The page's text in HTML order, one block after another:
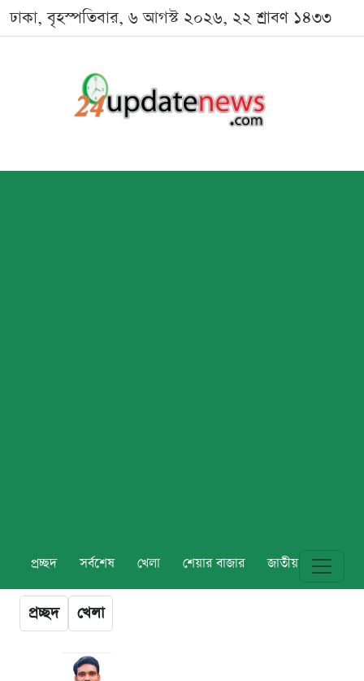
ঢাকা, বৃহস্পতিবার, ৬ আগস্ট ২০২৬, ২২ শ্রাবণ ১৪৩৩
প্রচ্ছদ সর্বশেষ খেলা শেয়ার বাজার জাতীয় বিশ্ব
প্রচ্ছদ খেলা